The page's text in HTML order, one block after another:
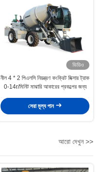
ভিডিও
নীল 4 * 2 পিএলসি নিয়ন্ত্রণ কংক্রিট মিক্সার ট্রাক
0-14r/মিনিট মাঝারি আকারের প্রকল্পের জন্য
সেরা মূল্য পান
আরো দেখুন >>